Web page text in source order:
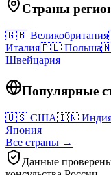
Страны
🇬🇧 Великобритания
Италия🇵🇱 Польша
Швейцария
Популярные
🇺🇸 США🇮🇳
Япония
Все страны →
Данные